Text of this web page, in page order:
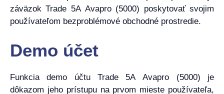
záväzok Trade 5A Avapro (5000) poskytovať svojim
používateľom bezproblémové obchodné prostredie.
Demo účet
Funkcia demo účtu Trade 5A Avapro (5000) je
dôkazom jeho prístupu na prvom mieste používateľa,